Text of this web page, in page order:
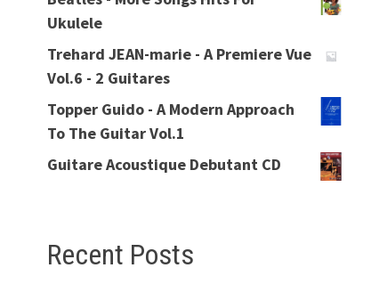
Ukulele
Trehard JEAN-marie - A Premiere Vue
Vol.6 - 2 Guitares
Topper Guido - A Modern Approach
To The Guitar Vol.1
Guitare Acoustique Debutant CD
Recent Posts